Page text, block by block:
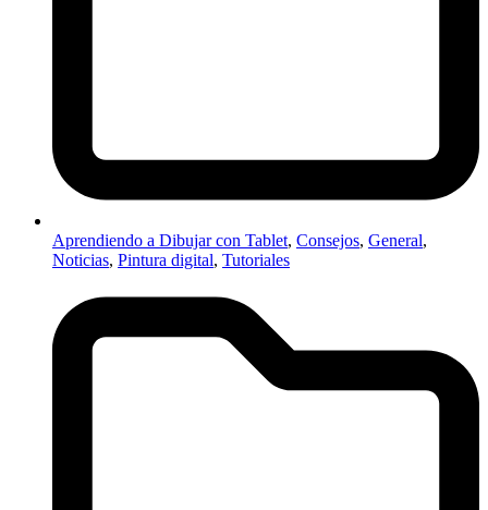
Aprendiendo a Dibujar con Tablet, Consejos, General,
Noticias, Pintura digital, Tutoriales